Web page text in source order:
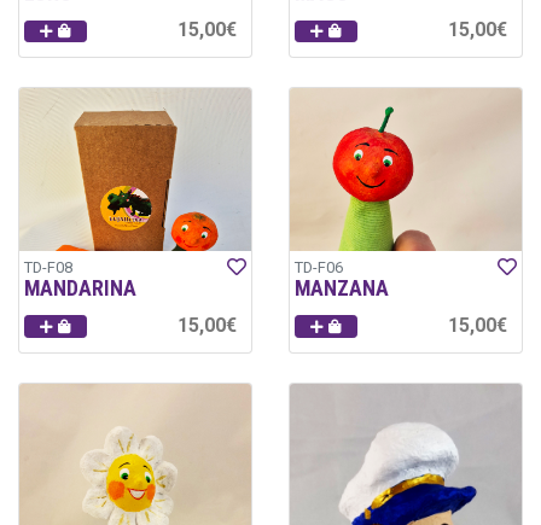
15,00€ 15,00€
TD-F08
MANDARINA
15,00€
TD-F06
MANZANA
15,00€